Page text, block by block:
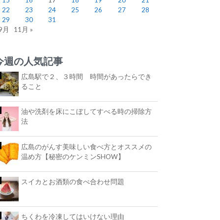
22
23 24 25 26 27
28
29
30
31
月
11月 »
週の人気記事
広島駅で２、３時間 時間があったらでき
ること
油や洗剤を床にこぼしてすべる時の掃除方
法
広島のがんす美味しい食べ方とオススメの
温め方【秘密のケンミンSHOW】
スイカとお酒類の食べ合わせ問題
ちくわを冷凍してはいけない理由